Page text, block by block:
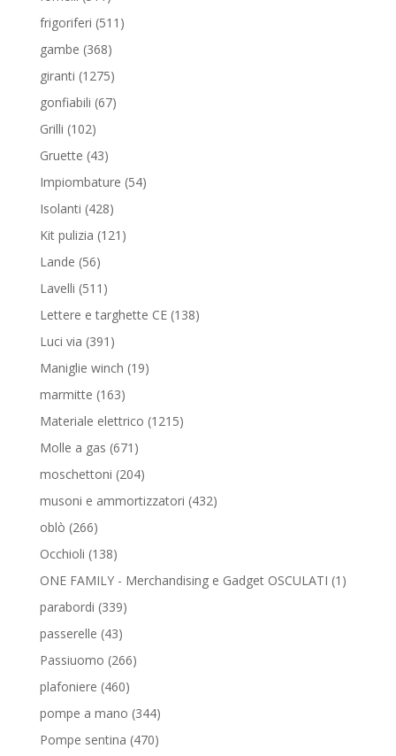
prodotti
frigoriferi 511 511
gambe 368368
prodotti
giranti 12751275
prodotti
gonfiabili 6767
Grilli 102102
prodotti
Gruette 4343
prodotti
Impiombature 5454
Isolanti 428428
prodotti
Kit pulizia 121 121
Lande 5656
prodotti
Lavelli 511 511
prodotti
Lettere e targhette CE 138138
Luci via 391 391
prodotti
Maniglie winch 1919
marmitte 163163
prodotti
Materiale elettrico 12151215
Molle a gas 671 671
prodotti
moschettoni 204204
prodotti
musoni e ammortizzatori 432432
oblò 266266
prodotti
Occhioli 138138
prodotti
ONE FAMILY - Merchandising e Gadget OSCULATI 1 1
parabordi 339339
passerelle 4343
prodotti
Passiuomo 266266
plafoniere 460460
prodotti
pompe a mano 344344
prodotti
Pompe sentina 470470